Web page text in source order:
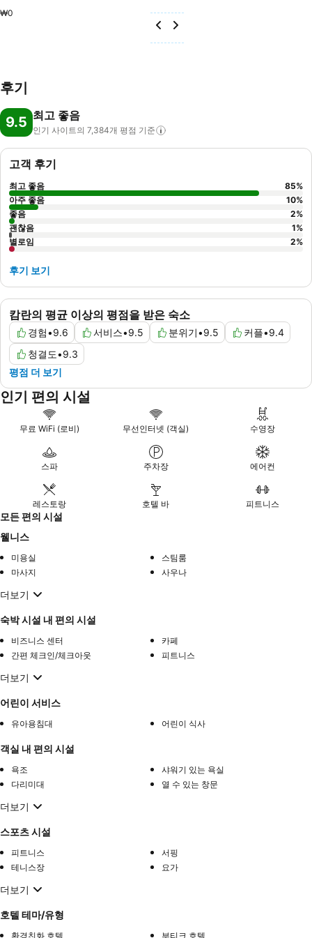
₩0
후기
9.5 최고 좋음
인기 사이트의 7,384개 평점 기준
캄란의 평균 이상의 평점을 받은 숙소
경험•9.6 서비스•9.5 분위기•9.5 커플•9.4
청결도•9.3
평점 더 보기
고객 후기
최고 좋음 85%
아주 좋음
10%
좋음
2%
괜찮음
1%
별로임
2%
후기 보기
인기 편의 시설
무료 WiFi (로비) 무선인터넷 (객실) 수영장
스파 주차장 에어컨
레스토랑 호텔 바 피트니스
모든 편의 시설
웰니스
미용실
스팀룸
마사지
사우나
더보기
숙박 시설 내 편의 시설
비즈니스 센터
카페
간편 체크인/체크아웃
피트니스
더보기
어린이 서비스
유아용침대 어린이 식사
객실 내 편의 시설
욕조
샤워기 있는 욕실
다리미대
열 수 있는 창문
더보기
스포츠 시설
피트니스
서핑
테니스장
요가
더보기
호텔 테마/유형
환경친화 호텔 부티크 호텔